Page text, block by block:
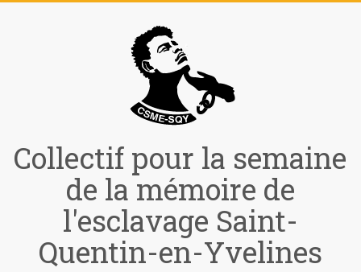
Collectif pour la semaine
de la mémoire de
l'esclavage Saint-
Quentin-en-Yvelines